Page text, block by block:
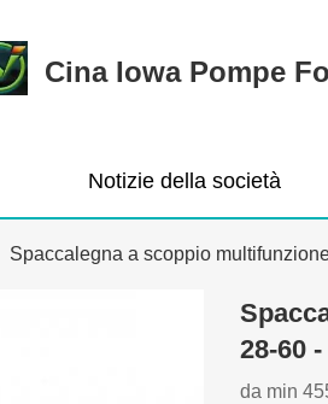
Cina Iowa Pompe
Notizie della società
Spaccalegna a scoppio
28-60
da min